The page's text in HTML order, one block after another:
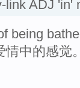
link ADJ 'in'
being
情中的感觉